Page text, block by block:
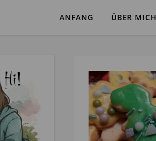
ANFANG ÜBER MICH